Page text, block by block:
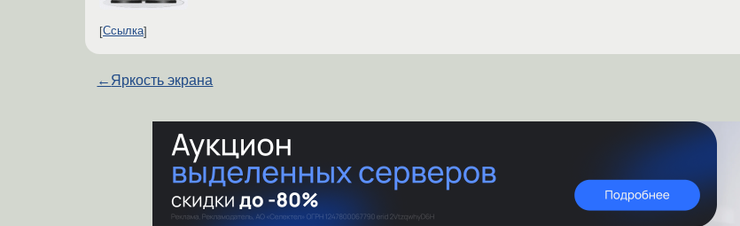
Ссылка
← Яркость экрана